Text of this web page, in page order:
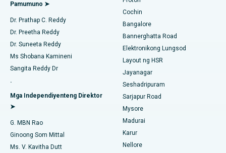
Maghanap ng Diabetologist
Maghanap ng Ginekologo
Maghanap ng Pangkalahatang Doktor
Maghanap ng Sikologo
Pinakamahusay na Ospital sa Kovai Road, Karur
Pinakamahusay na Ospital sa Karapakkam, Chennai
Pinakamahusay na Ospital sa Arilova, Vizag
Pinakamahusay na Ospital sa Kanpur Road, Lucknow
Pinakamahusay na Ospital sa Sektor-26, Noida
Pinakamahusay na Ospital sa Gandhinagar, Ahmedabad
Pinakamahusay na Ospital sa Bannerghatta Road, Bangalore
Minimally Invasive Cardiac Surgery
Pagwawaksi ng Catheter
ACL Reconstruction Surgery
Pagpapalit ng Balikat na Balikat
Endometrial Ablation
Ovarian Cystectomy
Pamumuno ➤
Dr. Prathap C. Reddy
Dr. Preetha Reddy
Dr. Suneeta Reddy
Ms Shobana Kamineni
Sangita Reddy Dr
.
Mga Independiyenteng Direktor
➤
G. MBN Rao
Ginoong Som Mittal
Ms. V. Kavitha Dutt
Cochin
Bangalore
Bannerghatta Road
Elektronikong Lungsod
Layout ng HSR
Jayanagar
Seshadripuram
Sarjapur Road
Mysore
Madurai
Karur
Nellore